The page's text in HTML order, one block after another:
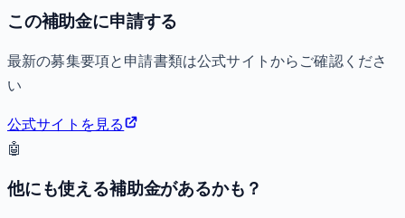
この補助金に申請する
最新の募集要項と申請書類は公式サイトからご確認くださ
い
公式サイトを見る
🤖
他にも使える補助金があるかも？